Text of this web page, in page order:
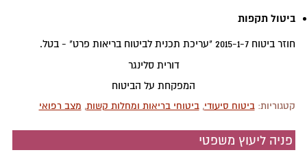
ביטול תקפות
חוזר ביטוח 2015-1-7 "עריכת תכנית לביטוח בריאות פרט" - בטל.
דורית סלינגר
המפקחת על הביטוח
קטגוריות:ביטוח סיעודי,ביטוחי בריאות ומחלות קשות, מצב רפואי
פניה ליעוץ משפטי